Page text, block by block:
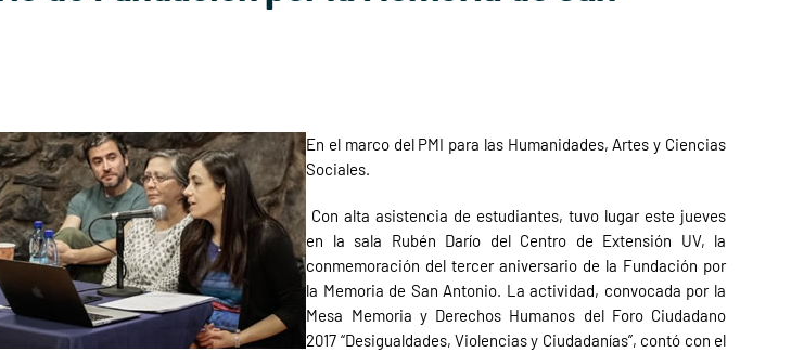
En el marco del PMI para las Humanidades, Artes y Ciencias
Sociales.
Con alta asistencia de estudiantes, tuvo lugar este jueves
en la sala Rubén Darío del Centro de Extensión UV, la
conmemoración del tercer aniversario de la Fundación por
la Memoria de San Antonio. La actividad, convocada por la
Mesa Memoria y Derechos Humanos del Foro Ciudadano
2017 “Desigualdades, Violencias y Ciudadanías”, contó con el